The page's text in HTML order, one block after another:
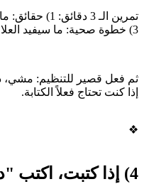
3) خطوة صحية: ما سيفيد العلاقة الآن؟
ثم فعل قصير للتنظيم:
إذا كنت تحتاج فعلاً الكتابة.
❖
4) إذا كتبت، اكتب "دفئاً" لا "فحصاً"